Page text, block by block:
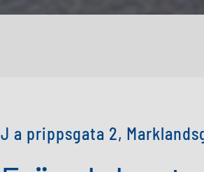
J a prippsgata 2,